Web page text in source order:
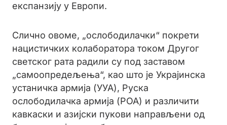
експанзију у Европи.
Слично овоме, „ослободилачки“ покрети
нацистичких колаборатора током Другог
светског рата радили су под заставом
„самоопредељења“, као што је Украјинска
устаничка армија (УУА), Руска
ослободилачка армија (РОА) и различити
кавкаски и азијски пукови направљени од